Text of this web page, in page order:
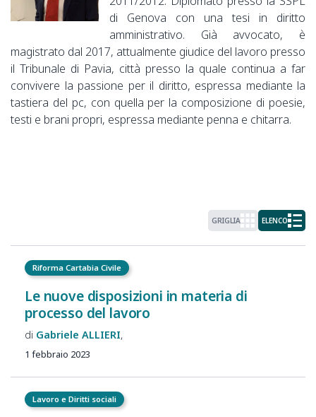
di Genova con una tesi in diritto
amministrativo. Già avvocato, è
magistrato dal 2017, attualmente giudice del lavoro presso
il Tribunale di Pavia, città presso la quale continua a far
convivere la passione per il diritto, espressa mediante la
tastiera del pc, con quella per la composizione di poesie,
testi e brani propri, espressa mediante penna e chitarra.
GRIGLIA ELENCO
Riforma Cartabia Civile
Le nuove disposizioni in materia di
processo del lavoro
Gabriele ALLIERI
1 febbraio 2023
Lavoro e Diritti sociali